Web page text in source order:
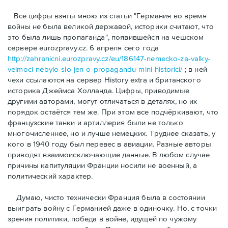
Bсе цифры взяты мною из статьи "Германия во время
войны не была великой державой, историки считают, что
это была лишь пропаганда", появившейся на чешском
сервере eurozpravy.cz. 6 апреля сего года
http://zahranicni.eurozpravy.cz/eu/186147-nemecko-za-valky-
velmoci-nebylo-slo-jen-o-propagandu-mini-historici/; в ней
чехи ссылаются на сервер History extra и британского
историка Джеймса Холланда. Цифры, привoдимые
другими авторами, могут отличаться в деталях, но их
порядок остаётся тем же. При этом все подчёркивают, что
французские танки и артиллерия были не только
многочисленнее, но и лучше немецких. Труднее сказать, у
кого в 1940 году был перевес в авиации. Разные авторы
приводят взаимоисключающие данные. В любом случае
причины капитуляции Франции носили не военный, а
политический характер.
Думаю, чисто технически Франция была в состоянии
выиграть войну с Германией даже в одиночку. Но, с точки
зрения политики, победа в войне, идущей по чужому